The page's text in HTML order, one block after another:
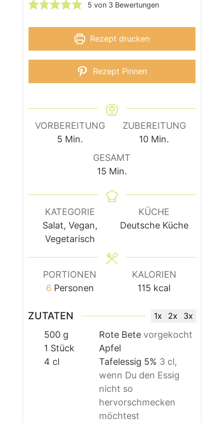
5 von 3 Bewertungen
Rezept drucken
Rezept Pinnen
VORBEREITUNG
5Minuten
Min.
ZUBEREITUNG
10Minuten
Min.
GESAMT
15Minuten
Min.
KATEGORIE
Salat, Vegan,
Vegetarisch
KÜCHE
Deutsche Küche
PORTIONEN
6 Personen
KALORIEN
115 kcal
ZUTATEN 1x 2x 3x
500 g Rote Bete vorgekocht
1 Stück
Apfel
4 cl Tafelessig 5% 3 cl,
wenn Du den Essig
nicht so
hervorschmecken
möchtest